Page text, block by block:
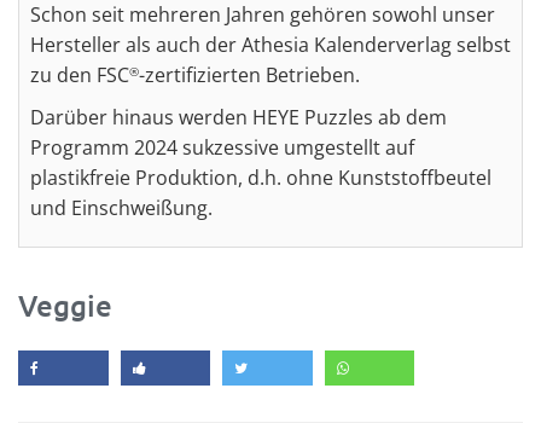
Schon seit mehreren Jahren gehören sowohl unser
Hersteller als auch der Athesia Kalenderverlag selbst
zu den FSC®-zertifizierten Betrieben.
Darüber hinaus werden HEYE Puzzles ab dem
Programm 2024 sukzessive umgestellt auf
plastikfreie Produktion, d.h. ohne Kunststoffbeutel
und Einschweißung.
Veggie